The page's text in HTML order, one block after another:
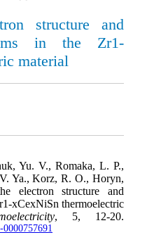
structure and
in the Zr1-
material
Yu. V., Romaka, L. P.,
Ya., Korz, R. O., Horyn,
electron structure and
xCexNiSn thermoelectric
, 5, 12-20.